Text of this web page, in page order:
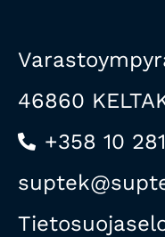
46860
+358 10